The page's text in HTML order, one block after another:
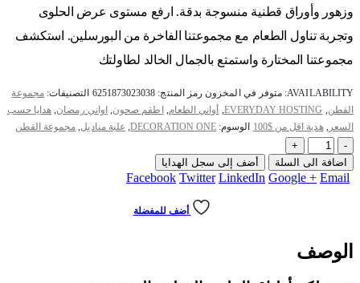
وزهور وأوراق قطنية منسوجة بدقة. ارفع مستوى عرض الحلوى
وتجربة تناول الطعام مع مجموعتنا الفاخرة من البورسلين. استكشف
مجموعتنا المختارة واستمتع بالجمال الخالد لطاولتك
AVAILABILITY: متوفر في المخزون رمز المنتج: 6251873023038 التصنيفات:مجموعة
القطن,
EVERYDAY HOSTING
, أواني الطعام, اطقم صحون, اواني رمضان, هدايا حسب
السعر,هدية اقل من $100 الوسوم: DECORATION ONE
, علبة مناديل, مجموعة القطن
-
+
اضافة الى السلة
أضف إلى سجل الهدايا
Facebook Twitter LinkedIn Google + Email
أضف للمفضلة
الوصف